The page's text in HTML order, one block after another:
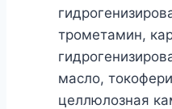
трометамин,
масло,
целлюлозная